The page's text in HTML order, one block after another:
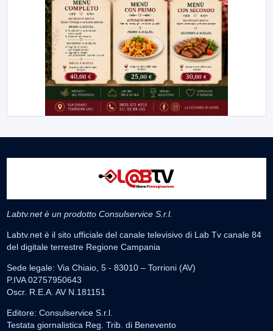
Labtv.net è un prodotto Consulservice S.r.l.
Labtv.net è il sito ufficiale del canale televisivo di Lab Tv canale 84
del digitale terrestre Regione Campania
Sede legale: Via Chiaio, 5 - 83010 – Torrioni (AV)
P.IVA 02757950643
Oscr. R.E.A. AV N.181151
Editore: Consulservice S.r.l.
Testata giornalistica Reg. Trib. di Benevento